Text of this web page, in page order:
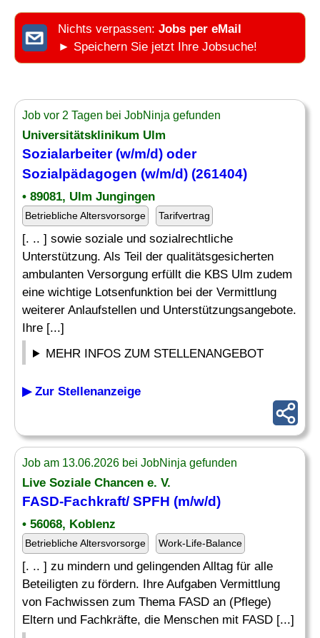
Nichts verpassen: Jobs per eMail
► Speichern Sie jetzt Ihre Jobsuche!
Job vor 2 Tagen bei JobNinja gefunden
Universitätsklinikum Ulm
Sozialarbeiter (w/m/d) oder
Sozialpädagogen (w/m/d) (261404)
• 89081, Ulm Jungingen
Betriebliche Altersvorsorge Tarifvertrag
[. .. ] sowie soziale und sozialrechtliche
Unterstützung. Als Teil der qualitätsgesicherten
ambulanten Versorgung erfüllt die KBS Ulm zudem
eine wichtige Lotsenfunktion bei der Vermittlung
weiterer Anlaufstellen und Unterstützungsangebote.
Ihre [...]
MEHR INFOS ZUM STELLENANGEBOT
▶ Zur Stellenanzeige
Job am 13.06.2026 bei JobNinja gefunden
Live Soziale Chancen e. V.
FASD-Fachkraft/ SPFH (m/w/d)
• 56068, Koblenz
Betriebliche Altersvorsorge Work-Life-Balance
[. .. ] zu mindern und gelingenden Alltag für alle
Beteiligten zu fördern. Ihre Aufgaben Vermittlung
von Fachwissen zum Thema FASD an (Pflege)
Eltern und Fachkräfte, die Menschen mit FASD [...]